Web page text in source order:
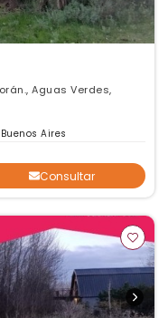
Aguas Verdes,
Aires
Consultar